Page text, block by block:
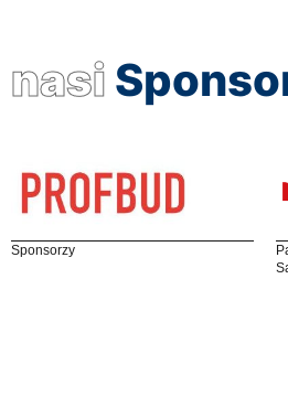
nasi
Sponsorzy